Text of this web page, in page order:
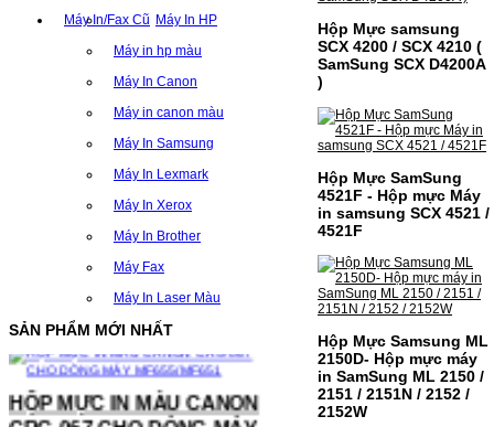
Máy In/Fax Cũ Máy In HP
Máy in hp màu
Máy In Canon
Máy in canon màu
Máy In Samsung
Máy In Lexmark
Máy In Xerox
Máy In Brother
Máy Fax
Máy In Laser Màu
SẢN PHẨM MỚI NHẤT
CỤM DRUM CANON NPG-
59 CHO DÒNG MÁY IR
2002/2202
CỤM DRUM CANON NPG-59 CHO DÒNG
mực Canon NPG-59- Loại cụm drum:
Ir 2002/2002N/2202N/2004n/2006n- Mặt
Giá : 1.399.000VND
HỘP MỰC IN MÀU CANON
CRG-067 CHO DÒNG MÁY
MF655/MF651
Hộp Mực samsung
SCX 4200 / SCX 4210 (
SamSung SCX D4200A
)
Hộp Mực SamSung
4521F - Hộp mực Máy
in samsung SCX 4521 /
4521F
Hộp Mực Samsung ML
2150D- Hộp mực máy
in SamSung ML 2150 /
2151 / 2151N / 2152 /
2152W